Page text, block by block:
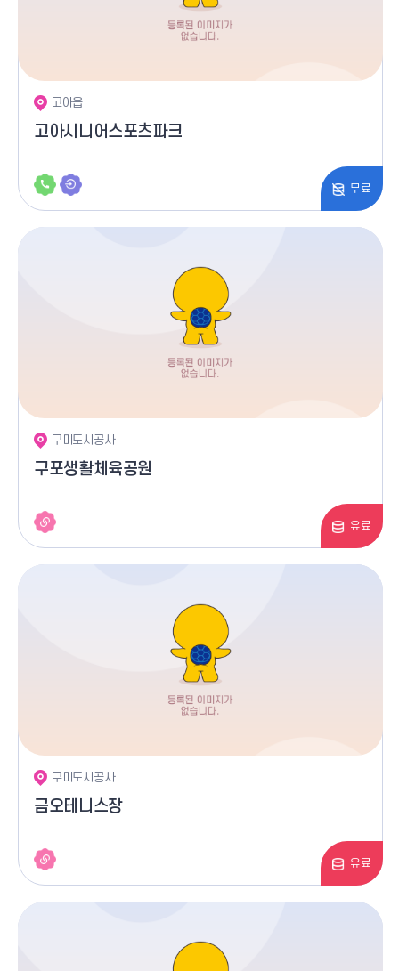
고아읍
고아시니어스포츠파크
무료
구미도시공사
구포생활체육공원
유료
구미도시공사
금오테니스장
유료